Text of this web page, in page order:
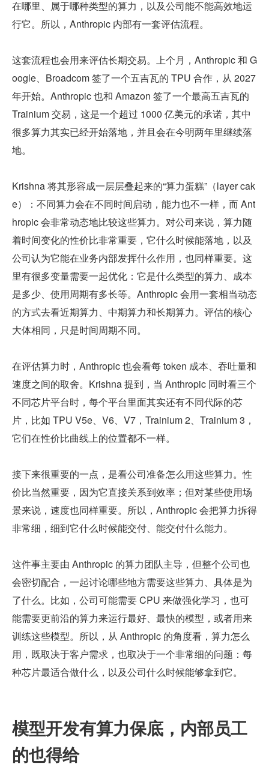
在哪里、属于哪种类型的算力，以及公司能不能高效地运
行它。所以，Anthropic 内部有一套评估流程。
这套流程也会用来评估长期交易。上个月，Anthropic 和 G
oogle、Broadcom 签了一个五吉瓦的 TPU 合作，从 2027
年开始。Anthropic 也和 Amazon 签了一个最高五吉瓦的
Trainium 交易，这是一个超过 1000 亿美元的承诺，其中
很多算力其实已经开始落地，并且会在今明两年里继续落
地。
Krishna 将其形容成一层层叠起来的“算力蛋糕”（layer cak
e）：不同算力会在不同时间启动，能力也不一样，而 Ant
hropic 会非常动态地比较这些算力。对公司来说，算力随
着时间变化的性价比非常重要，它什么时候能落地，以及
公司认为它能在业务内部发挥什么作用，也同样重要。这
里有很多变量需要一起优化：它是什么类型的算力、成本
是多少、使用周期有多长等。Anthropic 会用一套相当动态
的方式去看近期算力、中期算力和长期算力。评估的核心
大体相同，只是时间周期不同。
在评估算力时，Anthropic 也会看每 token 成本、吞吐量和
速度之间的取舍。Krishna 提到，当 Anthropic 同时看三个
不同芯片平台时，每个平台里面其实还有不同代际的芯
片，比如 TPU V5e、V6、V7，Trainium 2、Trainium 3，
它们在性价比曲线上的位置都不一样。
接下来很重要的一点，是看公司准备怎么用这些算力。性
价比当然重要，因为它直接关系到效率；但对某些使用场
景来说，速度也同样重要。所以，Anthropic 会把算力拆得
非常细，细到它什么时候能交付、能交付什么能力。
这件事主要由 Anthropic 的算力团队主导，但整个公司也
会密切配合，一起讨论哪些地方需要这些算力、具体是为
了什么。比如，公司可能需要 CPU 来做强化学习，也可
能需要更前沿的算力来运行最好、最快的模型，或者用来
训练这些模型。所以，从 Anthropic 的角度看，算力怎么
用，既取决于客户需求，也取决于一个非常细的问题：每
种芯片最适合做什么，以及公司什么时候能够拿到它。
模型开发有算力保底，内部员工
的也得给